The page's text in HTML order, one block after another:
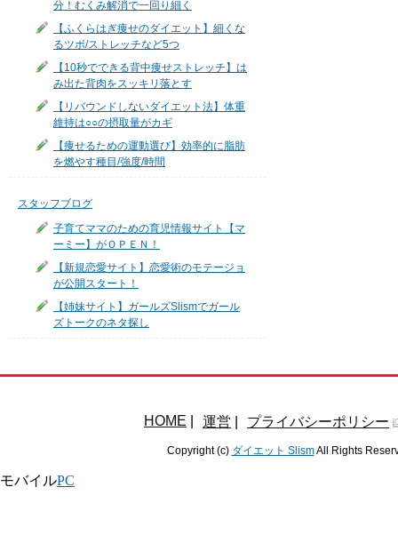
分！むくみ解消で一回り細く
【ふくらはぎ痩せのダイエット】細くな
るツボ/ストレッチなど5つ
【10秒でできる背中痩せストレッチ】は
み出た背肉をスッキリ落とす
【リバウンドしないダイエット法】体重
維持は○○の摂取量がカギ
【痩せるための運動選び】効率的に脂肪
を燃やす種目/強度/時間
スタッフブログ
子育てママのための育児情報サイト【マ
ーミー】がＯＰＥＮ！
【新規恋愛サイト】恋愛術のモテージョ
が公開スタート！
【姉妹サイト】ガールズSlismでガール
ズトークのネタ探し
HOME 運営 プライバシーポリシー
Copyright (c) ダイエット SlismAll Rights
モバイルPC